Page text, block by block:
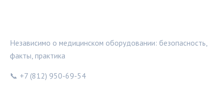
Независимо о медицинском оборудовании: безопасность,
факты, практика
📞 +7 (812) 950-69-54